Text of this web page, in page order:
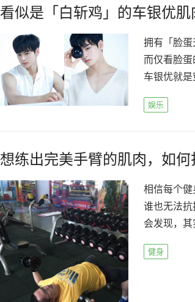
看似是「白斩鸡」的车银优
拥有「脸蛋
而仅看脸
车银优就
娱乐
想练出完美手臂的肌肉，如
相信每个
谁也无法
会发现，
健身